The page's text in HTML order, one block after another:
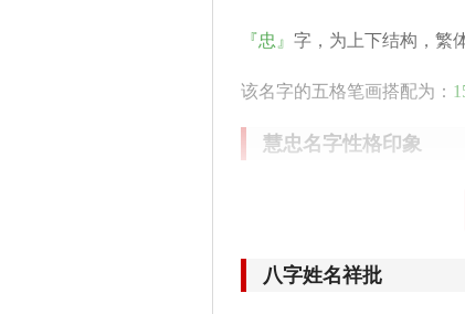
『忠』 字，为上下结构，繁
该名字的五格笔画搭配为：
慧忠名字性格印象
为人表面温宏雅量，比较好
慧忠名字五行属性
八字姓名祥批